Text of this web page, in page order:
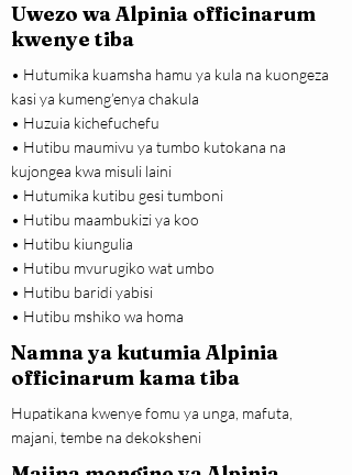
Uwezo wa Alpinia officinarum
kwenye tiba
• Hutumika kuamsha hamu ya kula na kuongeza
kasi ya kumeng’enya chakula
• Huzuia kichefuchefu
• Hutibu maumivu ya tumbo kutokana na
kujongea kwa misuli laini
• Hutumika kutibu gesi tumboni
• Hutibu maambukizi ya koo
• Hutibu kiungulia
• Hutibu mvurugiko wat umbo
• Hutibu baridi yabisi
• Hutibu mshiko wa homa
Namna ya kutumia Alpinia
officinarum kama tiba
Hupatikana kwenye fomu ya unga, mafuta,
majani, tembe na dekoksheni